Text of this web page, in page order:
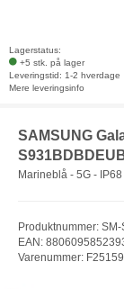
Lagerstatus:
+5 stk. på lager
Leveringstid: 1-2 hverdage
Mere leveringsinfo
SAMSUNG
Marineblå - 5G -
Produktnummer:
EAN:
Varenummer: